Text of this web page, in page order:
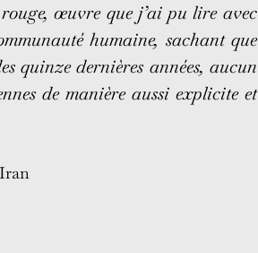
, œuvre que j’ai pu lire avec
humaine, sachant que
quinze dernières années, aucun
de manière aussi explicite et